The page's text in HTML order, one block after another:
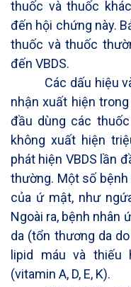
thuốc và thuốc
đến hội chứng này.
thuốc và thuốc
đến VBDS.
Các dấu hiệu
nhận xuất hiện
đầu dùng các
không xuất hiện
phát hiện VBDS lần
thường. Một số
của ứ mật, như
Ngoài ra, bệnh nhân
da (tổn thương da
lipid máu và
(vitamin A, D, E, K).